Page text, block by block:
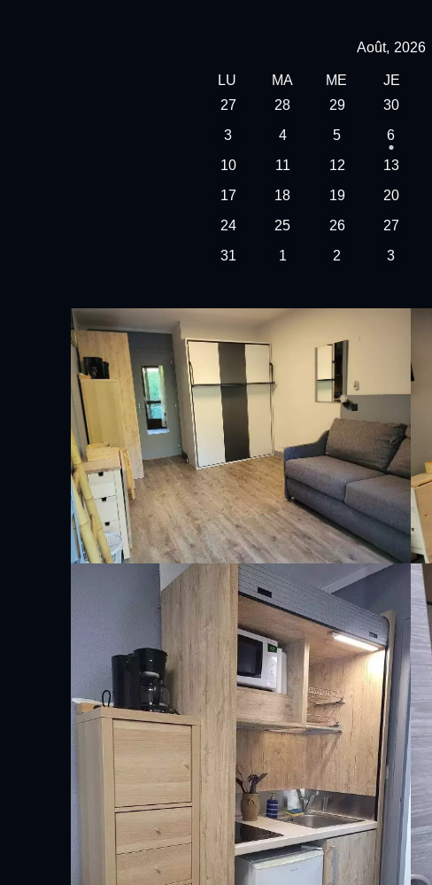
Août, 2026
LU MA ME JE
27
28 29 30
3
4 5 6
10
11 12 13
17
18 19 20
24
25 26 27
31
1 2 3